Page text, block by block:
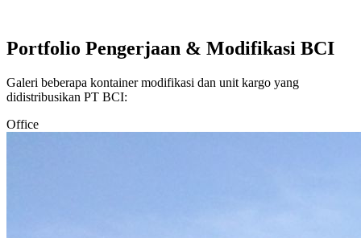
Portfolio Pengerjaan & Modifikasi BCI
Galeri beberapa kontainer modifikasi dan unit kargo yang
didistribusikan PT BCI:
Office